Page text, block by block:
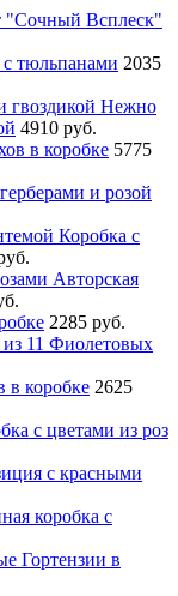
"Сочный Всплеск"
тюльпанами 2035
Нежно
4910 руб.
в коробке 5775
и розой
Коробка с
Авторская
2285 руб.
из 11 Фиолетовых
в коробке 2625
с цветами из роз
с красными
коробка с
Гортензии в